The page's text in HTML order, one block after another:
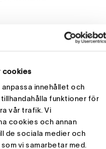
cookies
innehållet och
funktioner för
vår trafik. Vi
cookies och annan
de sociala medier och
vi samarbetar med.